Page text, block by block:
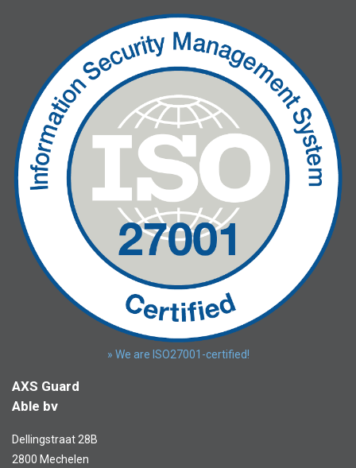
» We are ISO27001-certified!
AXS Guard
Able bv
Dellingstraat 28B
2800 Mechelen